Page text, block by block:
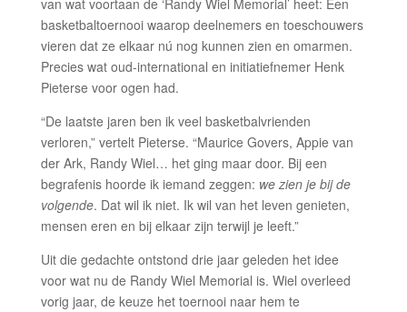
van wat voortaan de ‘Randy Wiel Memorial’ heet: Een
basketbaltoernooi waarop deelnemers en toeschouwers
vieren dat ze elkaar nú nog kunnen zien en omarmen.
Precies wat oud-international en initiatiefnemer Henk
Pieterse voor ogen had.
“De laatste jaren ben ik veel basketbalvrienden
verloren,” vertelt Pieterse. “Maurice Govers, Appie van
der Ark, Randy Wiel… het ging maar door. Bij een
begrafenis hoorde ik iemand zeggen: we zien je bij de
volgende. Dat wil ik niet. Ik wil van het leven genieten,
mensen eren en bij elkaar zijn terwijl je leeft.”
Uit die gedachte ontstond drie jaar geleden het idee
voor wat nu de Randy Wiel Memorial is. Wiel overleed
vorig jaar, de keuze het toernooi naar hem te